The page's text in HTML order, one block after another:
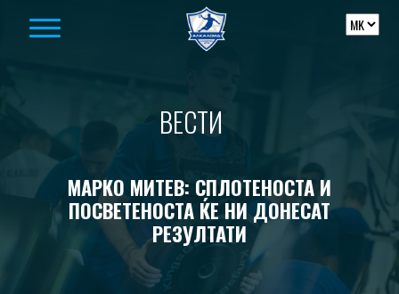
ВЕСТИ
МАРКО МИТЕВ: СПЛОТЕНОСТА И
ПОСВЕТЕНОСТА ЌЕ НИ ДОНЕСАТ
РЕЗУЛТАТИ